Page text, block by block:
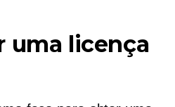
uma licença